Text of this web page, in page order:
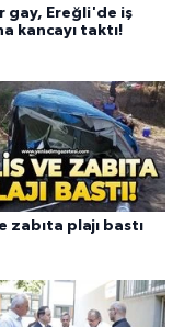
gay, Ereğli'de iş
kancayı taktı!
zabıta plajı bastı